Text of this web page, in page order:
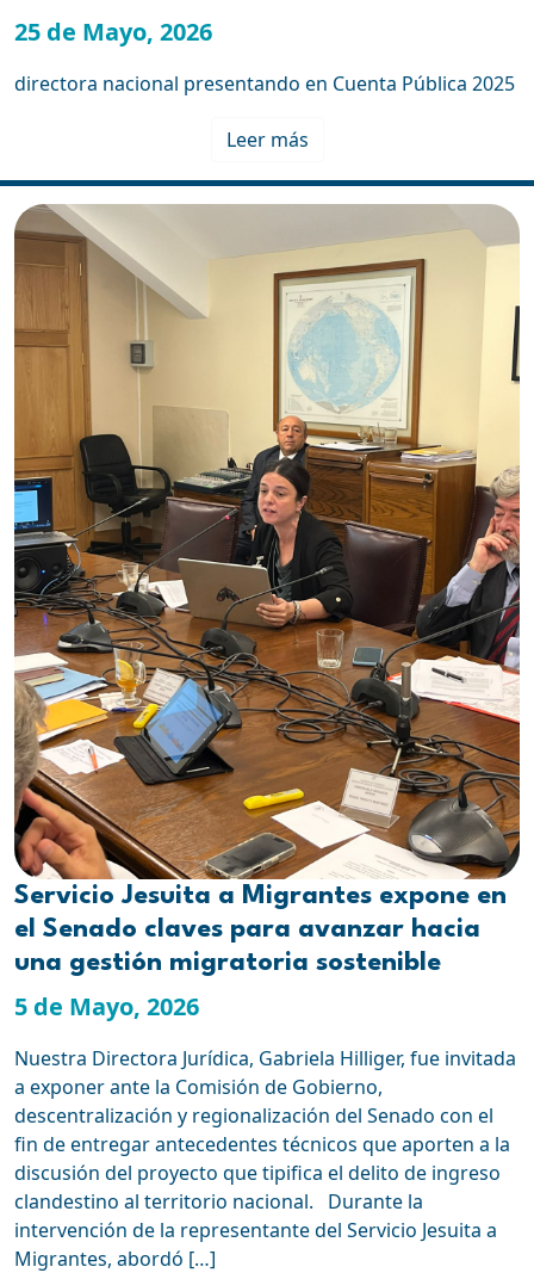
25 de Mayo, 2026
directora nacional presentando en Cuenta Pública 2025
Leer más
Servicio Jesuita a Migrantes expone en
el Senado claves para avanzar hacia
una gestión migratoria sostenible
5 de Mayo, 2026
Nuestra Directora Jurídica, Gabriela Hilliger, fue invitada
a exponer ante la Comisión de Gobierno,
descentralización y regionalización del Senado con el
fin de entregar antecedentes técnicos que aporten a la
discusión del proyecto que tipifica el delito de ingreso
clandestino al territorio nacional. Durante la
intervención de la representante del Servicio Jesuita a
Migrantes, abordó […]